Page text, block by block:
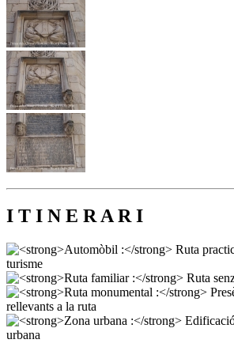
I T I N E R A R I